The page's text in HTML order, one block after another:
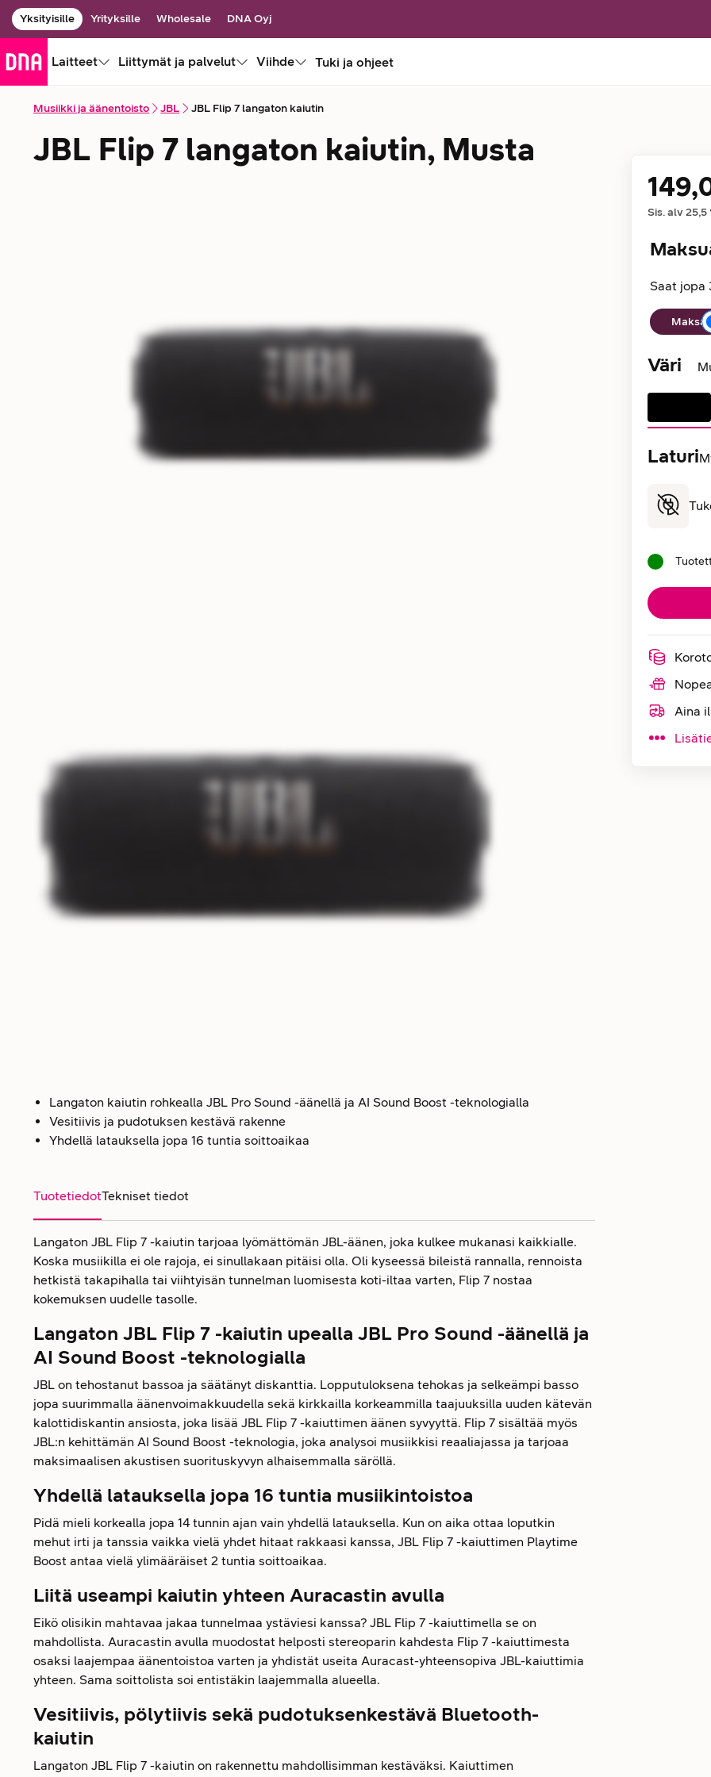
Yksityisille Yrityksille Wholesale DNA Oyj
Laitteet Liittymät ja palvelut Viihde Tuki ja ohjeet
Musiikki ja äänentoisto JBL JBL Flip 7 langaton kaiutin
JBL Flip 7 langaton kaiutin, Musta
Langaton kaiutin rohkealla JBL Pro Sound -äänellä ja AI Sound Boost -teknologialla
Vesitiivis ja pudotuksen kestävä rakenne
Yhdellä latauksella jopa 16 tuntia soittoaikaa
TuotetiedotTekniset tiedot
Langaton JBL Flip 7 -kaiutin tarjoaa lyömättömän JBL-äänen, joka kulkee mukanasi kaikkialle.
Koska musiikilla ei ole rajoja, ei sinullakaan pitäisi olla. Oli kyseessä bileistä rannalla, rennoista
hetkistä takapihalla tai viihtyisän tunnelman luomisesta koti-iltaa varten, Flip 7 nostaa
kokemuksen uudelle tasolle.
Langaton JBL Flip 7 -kaiutin upealla JBL Pro Sound -äänellä ja
AI Sound Boost -teknologialla
JBL on tehostanut bassoa ja säätänyt diskanttia. Lopputuloksena tehokas ja selkeämpi basso
jopa suurimmalla äänenvoimakkuudella sekä kirkkailla korkeammilla taajuuksilla uuden kätevän
kalottidiskantin ansiosta, joka lisää JBL Flip 7 -kaiuttimen äänen syvyyttä. Flip 7 sisältää myös
JBL:n kehittämän AI Sound Boost -teknologia, joka analysoi musiikkisi reaaliajassa ja tarjoaa
maksimaalisen akustisen suorituskyvyn alhaisemmalla säröllä.
Yhdellä latauksella jopa 16 tuntia musiikintoistoa
Pidä mieli korkealla jopa 14 tunnin ajan vain yhdellä latauksella. Kun on aika ottaa loputkin
mehut irti ja tanssia vaikka vielä yhdet hitaat rakkaasi kanssa, JBL Flip 7 -kaiuttimen Playtime
Boost antaa vielä ylimääräiset 2 tuntia soittoaikaa.
Liitä useampi kaiutin yhteen Auracastin avulla
Eikö olisikin mahtavaa jakaa tunnelmaa ystäviesi kanssa? JBL Flip 7 -kaiuttimella se on
mahdollista. Auracastin avulla muodostat helposti stereoparin kahdesta Flip 7 -kaiuttimesta
osaksi laajempaa äänentoistoa varten ja yhdistät useita Auracast-yhteensopiva JBL-kaiuttimia
yhteen. Sama soittolista soi entistäkin laajemmalla alueella.
Vesitiivis, pölytiivis sekä pudotuksenkestävä Bluetooth-
kaiutin
Langaton JBL Flip 7 -kaiutin on rakennettu mahdollisimman kestäväksi. Kaiuttimen
Sis. alv 25,5
Saat jopa
Maksuaika
Väri
Laturi
Aina